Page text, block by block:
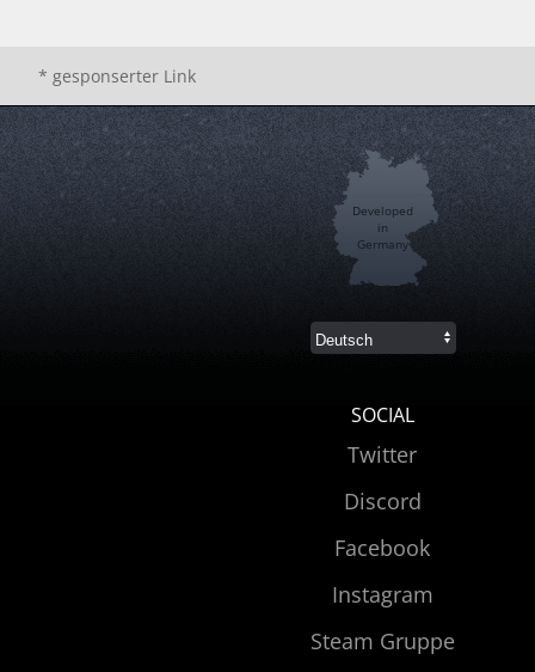
* gesponserter Link
Developed
in
Germany
SOCIAL
Twitter
Discord
Facebook
Instagram
Steam Gruppe